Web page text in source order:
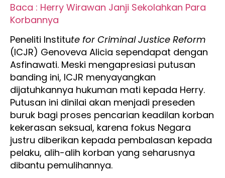
Baca : Herry Wirawan Janji Sekolahkan Para
Korbannya
Peneliti Institute for Criminal Justice Reform
(ICJR) Genoveva Alicia sependapat dengan
Asfinawati. Meski mengapresiasi putusan
banding ini, ICJR menyayangkan
dijatuhkannya hukuman mati kepada Herry.
Putusan ini dinilai akan menjadi preseden
buruk bagi proses pencarian keadilan korban
kekerasan seksual, karena fokus Negara
justru diberikan kepada pembalasan kepada
pelaku, alih-alih korban yang seharusnya
dibantu pemulihannya.